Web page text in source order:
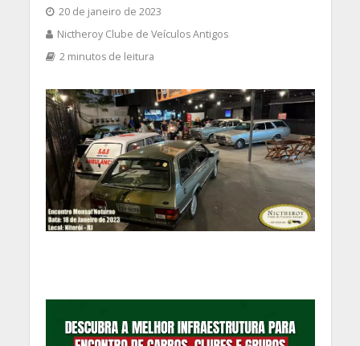
20 de janeiro de 2023
Nictheroy Clube de Veículos Antigos
2 minutos de leitura